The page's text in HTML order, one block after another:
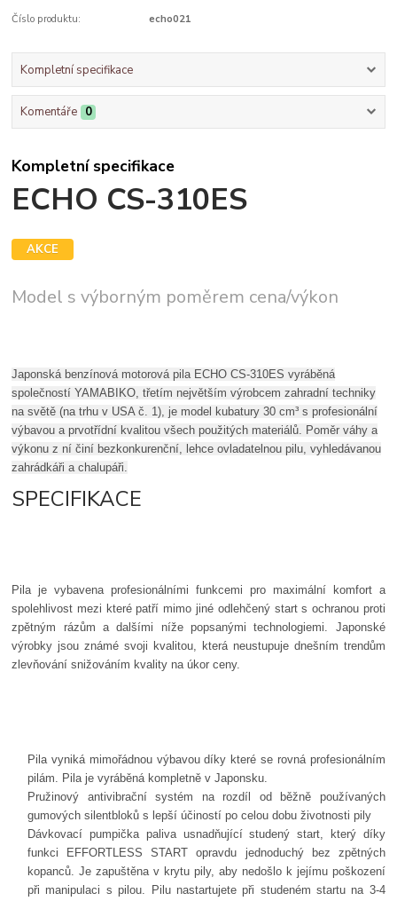
Číslo produktu: echo021
Kompletní specifikace
Komentáře 0
Kompletní specifikace
ECHO CS-310ES
AKCE
Model s výborným poměrem cena/výkon
Japonská benzínová motorová pila ECHO CS-310ES vyráběná
společností YAMABIKO, třetím největším výrobcem zahradní techniky
na světě (na trhu v USA č. 1), je model kubatury 30 cm³ s profesionální
výbavou a prvotřídní kvalitou všech použitých materiálů. Poměr váhy a
výkonu z ní činí bezkonkurenční, lehce ovladatelnou pilu, vyhledávanou
zahrádkáři a chalupáři.
SPECIFIKACE
Pila je vybavena profesionálními funkcemi pro maximální komfort a
spolehlivost mezi které patří mimo jiné odlehčený start s ochranou proti
zpětným rázům a dalšími níže popsanými technologiemi. Japonské
výrobky jsou známé svoji kvalitou, která neustupuje dnešním trendům
zlevňování snižováním kvality na úkor ceny.
Pila vyniká mimořádnou výbavou díky které se rovná profesionálním
pilám. Pila je vyráběná kompletně v Japonsku.
Pružinový antivibrační systém na rozdíl od běžně používaných
gumových silentbloků s lepší účiností po celou dobu životnosti pily
Dávkovací pumpička paliva usnadňující studený start, který díky
funkci EFFORTLESS START opravdu jednoduchý bez zpětných
kopanců. Je zapuštěna v krytu pily, aby nedošlo k jejímu poškození
při manipulaci s pilou. Pilu nastartujete při studeném startu na 3-4